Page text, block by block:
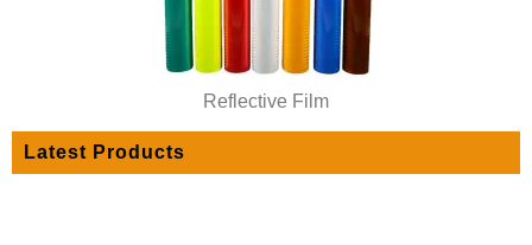
Reflective Film
Latest Products